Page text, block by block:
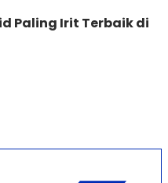
Paling Irit Terbaik di